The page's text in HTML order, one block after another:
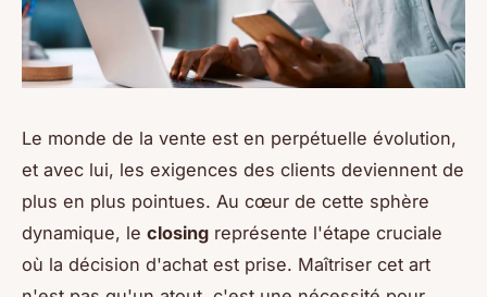
Le monde de la vente est en perpétuelle évolution,
et avec lui, les exigences des clients deviennent de
plus en plus pointues. Au cœur de cette sphère
dynamique, le closing représente l'étape cruciale
où la décision d'achat est prise. Maîtriser cet art